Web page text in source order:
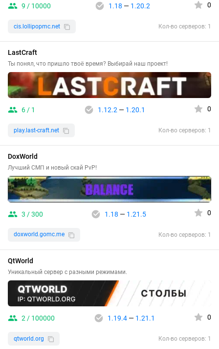
9 / 10000 1.18 — 1.20.2 0
cis.lollipopmc.net Кол-во серверов: 1
LastCraft
Ты понял, что пришло твоё время? Выбирай наш проект!
6 / 1 1.12.2— 1.20.1 0
play.last-craft.net Кол-во серверов: 1
DoxWorld
Лучший СМП и новый скай PvP!
3 / 300 1.18 — 1.21.5 0
doxworld.gomc.me Кол-во серверов: 1
QtWorld
Уникальный сервер с разными режимами.
2 / 100000 1.19.4— 1.21.1 0
qtworld.org Кол-во серверов: 1